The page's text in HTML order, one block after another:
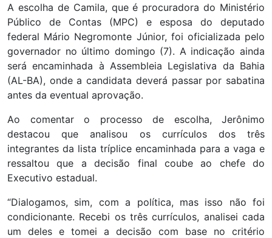
A escolha de Camila, que é procuradora do Ministério
Público de Contas (MPC) e esposa do deputado
federal Mário Negromonte Júnior, foi oficializada pelo
governador no último domingo (7). A indicação ainda
será encaminhada à Assembleia Legislativa da Bahia
(AL-BA), onde a candidata deverá passar por sabatina
antes da eventual aprovação.
Ao comentar o processo de escolha, Jerônimo
destacou que analisou os currículos dos três
integrantes da lista tríplice encaminhada para a vaga e
ressaltou que a decisão final coube ao chefe do
Executivo estadual.
“Dialogamos, sim, com a política, mas isso não foi
condicionante. Recebi os três currículos, analisei cada
um deles e tomei a decisão com base no critério